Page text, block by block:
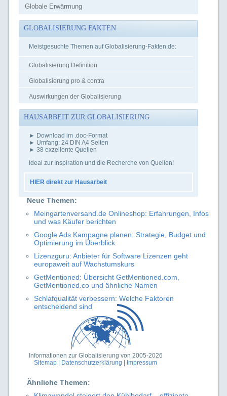
Globale Erwärmung
GLOBALISIERUNG FAKTEN
Meistgesuchte Themen auf Globalisierung-Fakten.de:
Globalisierung Definition
Globalisierung pro & contra
Auswirkungen der Globalisierung
HAUSARBEIT ZUR GLOBALISIERUNG
► Download im .doc-Format
► Umfang: 24 DIN A4 Seiten
► 38 exzellente Quellen
Ideal zur Inspiration und die Recherche von Quellen!
HIER direkt zur Hausarbeit
Neue Themen:
Meingartenversand.de Onlineshop: Erfahrungen, Infos
und was Käufer berichten
Google Ads Kampagne planen: Strategie, Budget und
Optimierung im Überblick
Lizenzguru: Anbieter für Software Lizenzen geht
europaweit auf Wachstumskurs
GetMentioned: Übersicht GetMentioned.com,
GetMentioned.co und ähnliche Namen
Schlafqualität verbessern: Welche Faktoren
entscheidend sind
Informationen zur Globalisierung von 2005-2026
Sitemap
Datenschutzerklärung Impressum
Ähnliche Themen: